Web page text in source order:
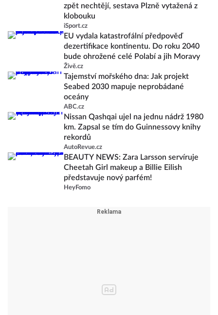
zpět nechtějí, sestava Plzně vytažená z
klobouku
iSport.cz
EU vydala katastrofální předpověď
dezertifikace kontinentu. Do roku 2040
bude ohrožené celé Polabí a jih Moravy
Živě.cz
Tajemství mořského dna: Jak projekt
Seabed 2030 mapuje neprobádané
oceány
ABC.cz
Nissan Qashqai ujel na jednu nádrž 1980
km. Zapsal se tím do Guinnessovy knihy
rekordů
AutoRevue.cz
BEAUTY NEWS: Zara Larsson servíruje
Cheetah Girl makeup a Billie Eilish
představuje nový parfém!
HeyFomo